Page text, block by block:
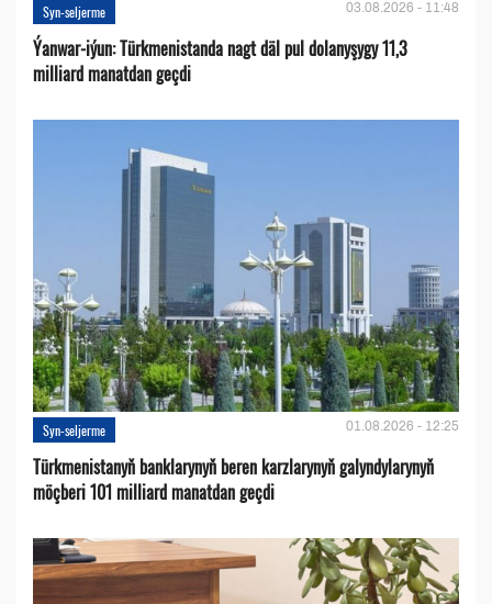
Syn-seljerme 03.08.2026 - 11:48
Ýanwar-iýun: Türkmenistanda nagt däl pul dolanyşygy 11,3
milliard manatdan geçdi
Syn-seljerme 01.08.2026 - 12:25
Türkmenistanyň banklarynyň beren karzlarynyň galyndylarynyň
möçberi 101 milliard manatdan geçdi